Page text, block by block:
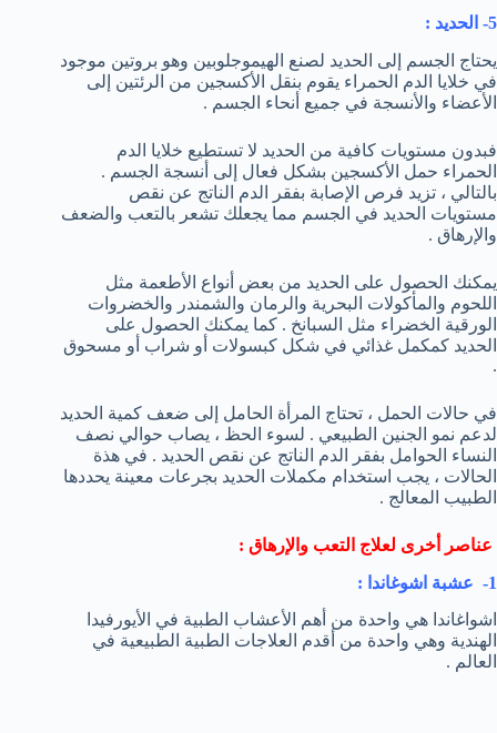
5- الحديد :
يحتاج الجسم إلى الحديد لصنع الهيموجلوبين وهو بروتين موجود
في خلايا الدم الحمراء يقوم بنقل الأكسجين من الرئتين إلى
الأعضاء والأنسجة في جميع أنحاء الجسم .
فبدون مستويات كافية من الحديد لا تستطيع خلايا الدم
الحمراء حمل الأكسجين بشكل فعال إلى أنسجة الجسم .
بالتالي ، تزيد فرص الإصابة بفقر الدم الناتج عن نقص
مستويات الحديد في الجسم مما يجعلك تشعر بالتعب والضعف
والإرهاق .
يمكنك الحصول على الحديد من بعض أنواع الأطعمة مثل
اللحوم والمأكولات البحرية والرمان والشمندر والخضروات
الورقية الخضراء مثل السبانخ . كما يمكنك الحصول على
الحديد كمكمل غذائي في شكل كبسولات أو شراب أو مسحوق
.
في حالات الحمل ، تحتاج المرأة الحامل إلى ضعف كمية الحديد
لدعم نمو الجنين الطبيعي . لسوء الحظ ، يصاب حوالي نصف
النساء الحوامل بفقر الدم الناتج عن نقص الحديد . في هذة
الحالات ، يجب استخدام مكملات الحديد بجرعات معينة يحددها
الطبيب المعالج .
عناصر أخرى لعلاج التعب والإرهاق :
1- عشبة اشوغاندا :
اشواغاندا هي واحدة من أهم الأعشاب الطبية في الأيورفيدا
الهندية وهي واحدة من أقدم العلاجات الطبية الطبيعية في
العالم .